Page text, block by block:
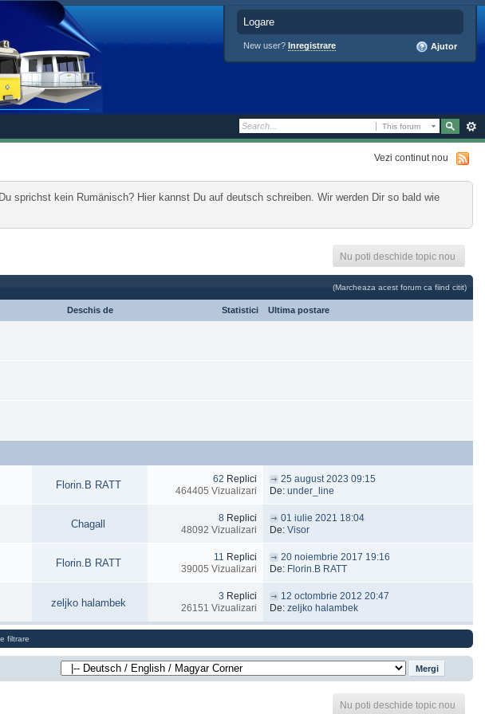
Logare
New user? Inregistrare Ajutor
This forum
Vezi continut nou
sprichst kein Rumänisch? Hier kannst Du auf deutsch schreiben. Wir werden Dir so bald wie
Nu poti deschide topic nou
(Marcheaza acest forum ca fiind citit)
Deschis de Statistici Ultima postare
Florin.B RATT 62 Replici
464405 Vizualizari
25 august 2023 09:15
De: under_line
Chagall 8 Replici
48092 Vizualizari
01 iulie 2021 18:04
De: Visor
Florin.B RATT 11 Replici
39005 Vizualizari
20 noiembrie 2017 19:16
De: Florin.B RATT
zeljko halambek
3 Replici
26151 Vizualizari
12 octombrie 2012 20:47
De: zeljko halambek
filtrare
Nu poti deschide topic nou